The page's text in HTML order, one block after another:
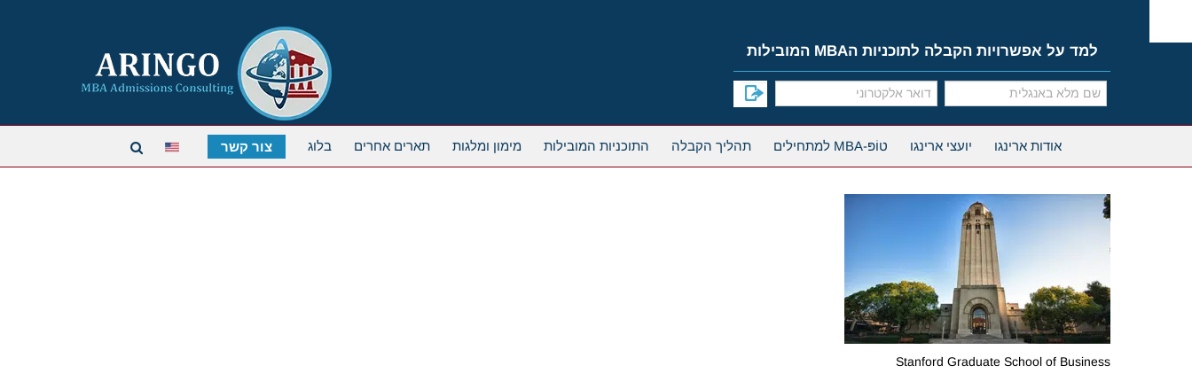
content
למד על אפשרויות הקבלה לתוכניות הMBA המובילות
אודות ארינגו יועצי ארינגו טוֹפּ-MBA למתחילים תהליך הקבלה התוכניות המובילות מימון ומלגות תארים אחרים בלוג צור קשר
Stanford Graduate School of Business